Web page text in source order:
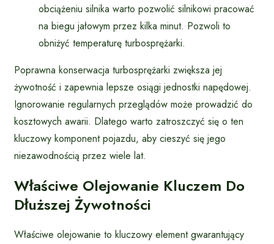
obciążeniu silnika warto pozwolić silnikowi pracować
na biegu jałowym przez kilka minut. Pozwoli to
obniżyć temperaturę turbosprężarki.
Poprawna konserwacja turbosprężarki zwiększa jej
żywotność i zapewnia lepsze osiągi jednostki napędowej.
Ignorowanie regularnych przeglądów może prowadzić do
kosztowych awarii. Dlatego warto zatroszczyć się o ten
kluczowy komponent pojazdu, aby cieszyć się jego
niezawodnością przez wiele lat.
Właściwe Olejowanie Kluczem Do
Dłuższej Żywotności
Właściwe olejowanie to kluczowy element gwarantujący